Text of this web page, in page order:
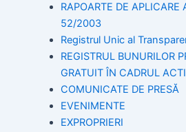
RAPOARTE DE
52/2003
Registrul Unic al
REGISTRUL BUNURILOR
GRATUIT ÎN CADRUL
COMUNICATE DE PRESĂ
EVENIMENTE
EXPROPRIERI